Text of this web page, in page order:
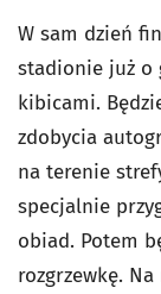
W sam dzień
stadionie już o
kibicami.
zdobycia
na terenie
specjalnie
obiad. Potem
rozgrzewkę.